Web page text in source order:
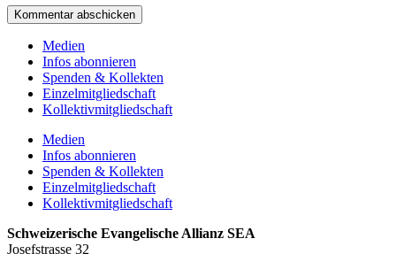
Medien
Infos abonnieren
Spenden & Kollekten
Einzelmitgliedschaft
Kollektivmitgliedschaft
Medien
Infos abonnieren
Spenden & Kollekten
Einzelmitgliedschaft
Kollektivmitgliedschaft
Schweizerische Evangelische Allianz SEA
Josefstrasse 32